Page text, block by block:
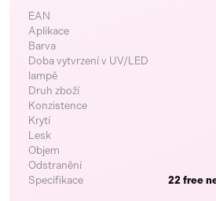
EAN
Aplikace
Barva
Doba vytvrzení v UV/LED
lampě
Druh zboží
Konzistence
Krytí
Lesk
Objem
Odstranění
Specifikace
22 free